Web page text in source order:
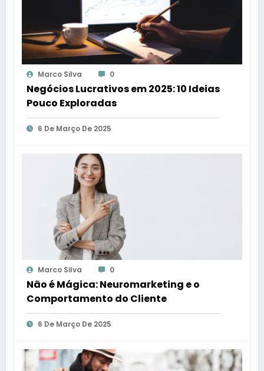
Marco Silva 0
Negócios Lucrativos em 2025: 10 Ideias
Pouco Exploradas
6 De Março De 2025
Marco Silva 0
Não é Mágica: Neuromarketing e o
Comportamento do Cliente
6 De Março De 2025